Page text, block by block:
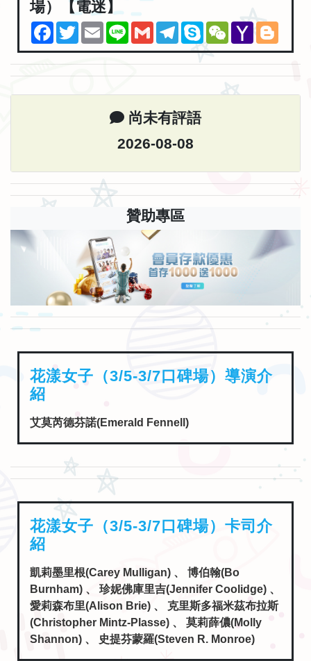
場）【電迷】
Facebook
TwitterEmailLine GmailTelegramSkypeWeChat
Yahoo
Mail
尚未有評語
2026-08-08
贊助專區
花漾女子（3/5-3/7口碑場）導演介
紹
艾莫芮德芬諾(Emerald Fennell)
花漾女子（3/5-3/7口碑場）卡司介
紹
凱莉墨里根(Carey Mulligan) 、 博伯翰(Bo
Burnham) 、 珍妮佛庫里吉(Jennifer Coolidge) 、
愛莉森布里(Alison Brie) 、 克里斯多福米茲布拉斯
(Christopher Mintz-Plasse) 、 莫莉薛儂(Molly
Shannon) 、 史提芬蒙羅(Steven R. Monroe)